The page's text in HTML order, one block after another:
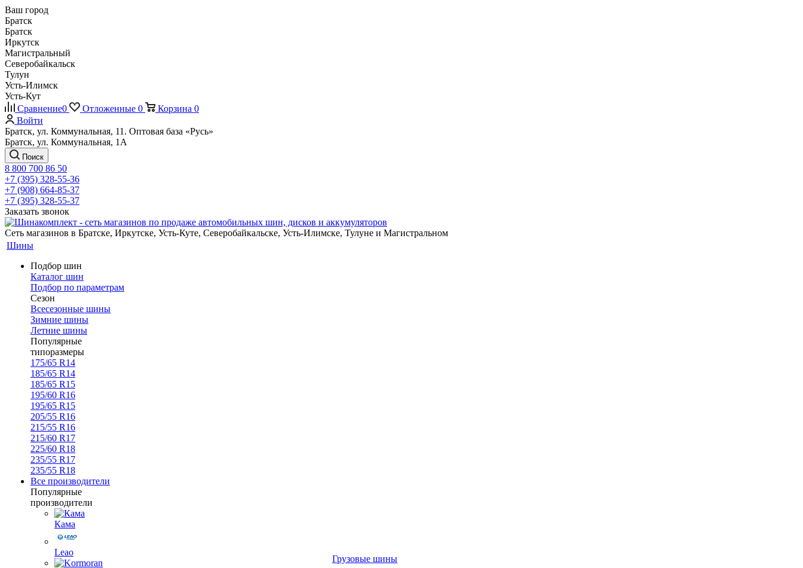
Ваш город
Братск
Братск
Иркутск
Магистральный
Северобайкальск
Тулун
Усть-Илимск
Усть-Кут
Сравнение0 Отложенные 0 Корзина 0
Войти
Братск, ул. Коммунальная, 11. Оптовая база «Русь»
Братск, ул. Коммунальная, 1А
Поиск
8 800 700 86 50
+7 (395) 328-55-36
+7 (908) 664-85-37
+7 (395) 328-55-37
Заказать звонок
Сеть магазинов в Братске, Иркутске, Усть-Куте, Северобайкальске, Усть-Илимске, Тулуне и Магистральном
Шины
Подбор шин
Каталог шин
Подбор по параметрам
Сезон
Всесезонные шины
Зимние шины
Летние шины
Популярные
типоразмеры
175/65 R14
185/65 R14
185/65 R15
195/60 R16
195/65 R15
205/55 R16
215/55 R16
215/60 R17
225/60 R18
235/55 R17
235/55 R18
Все производители
Популярные
производители
Кама
Leao
Грузовые шины